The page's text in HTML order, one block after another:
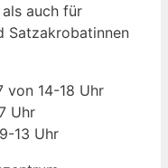
auch für
Satzakrobatinnen
von 14-18 Uhr
Uhr
13 Uhr